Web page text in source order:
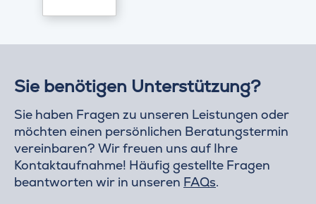
Sie benötigen Unterstützung?
Sie haben Fragen zu unseren Leistungen oder
möchten einen persönlichen Beratungstermin
vereinbaren? Wir freuen uns auf Ihre
Kontaktaufnahme! Häufig gestellte Fragen
beantworten wir in unseren FAQs.